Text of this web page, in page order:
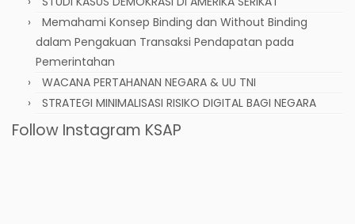
Memahami Konsep Binding dan Without Binding
dalam Pengakuan Transaksi Pendapatan pada
Pemerintahan
WACANA PERTAHANAN NEGARA & UU TNI
STRATEGI MINIMALISASI RISIKO DIGITAL BAGI NEGARA
Follow Instagram KSAP